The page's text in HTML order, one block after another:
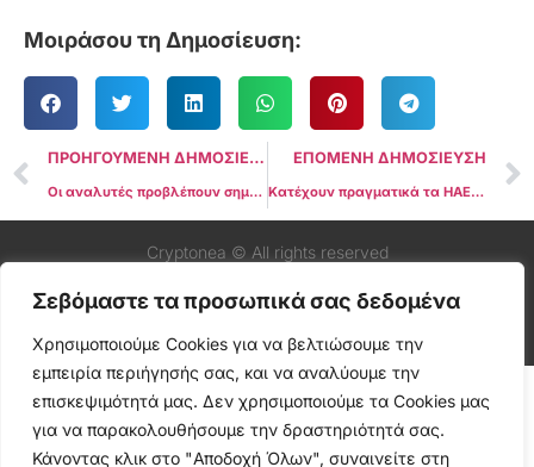
Σεβόμαστε τα προσωπικά σας δεδομένα
Χρησιμοποιούμε Cookies για να βελτιώσουμε την
εμπειρία περιήγησής σας, και να αναλύουμε την
επισκεψιμότητά μας. Δεν χρησιμοποιούμε τα Cookies μας
για να παρακολουθήσουμε την δραστηριότητά σας.
Κάνοντας κλικ στο "Αποδοχή Όλων", συναινείτε στη
Μοιράσου τη Δημοσίευση:
ΠΡΟΗΓΟΥΜΕΝΗ ΔΗΜΟΣΙΕΥΣΗ
Οι αναλυτές προβλέπουν σημαντική ανάπτυξη για τα Ether ETFs το 2025
ΕΠΟΜΕΝΗ ΔΗΜΟΣΙΕΥΣΗ
Κατέχουν πραγματικά τα ΗΑΕ 40 δισεκατομμύρια δολάρια σε Bitcoin; Γεγονός ή φήμη;
Cryptonea © All rights reserved